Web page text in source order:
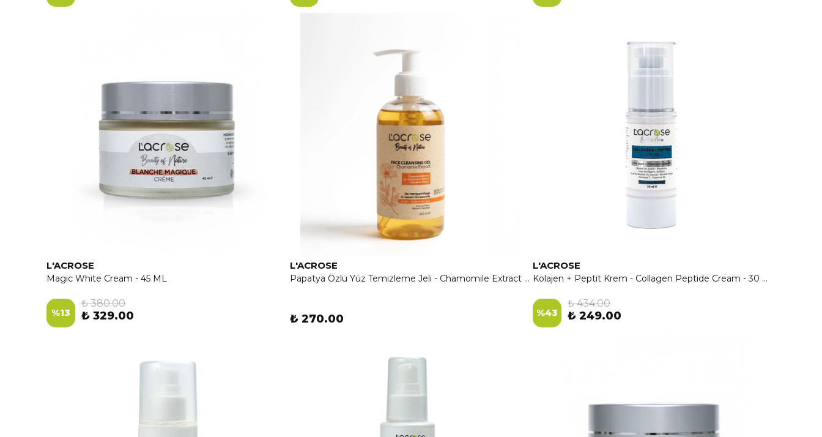
L'ACROSE
Magic White Cream - 45 ML
%13
₺ 380.00
₺ 329.00
L'ACROSE
Papatya Özlü Yüz Temizleme Jeli - Chamomile Extract Face Cleansing Gel
₺ 270.00
L'ACROSE
Kolajen + Peptit Krem - Collagen Peptide Cream - 30 ML
%43
₺ 434.00
₺ 249.00